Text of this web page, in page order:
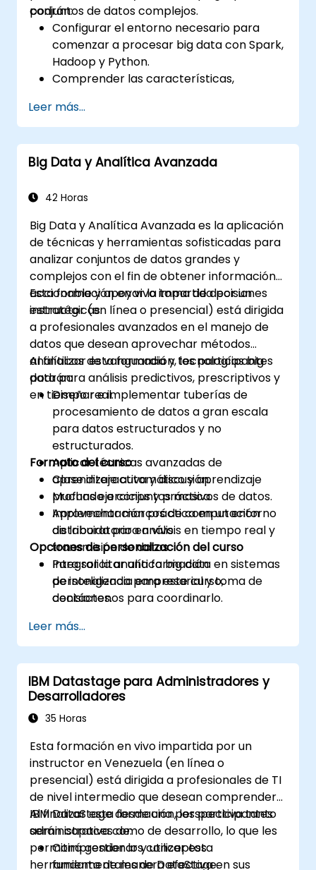
conjuntos de datos complejos.
podrán:
Configurar el entorno necesario para
comenzar a procesar big data con Spark,
Hadoop y Python.
Comprender las características,
de Spark y Hadoop.
Aprender cómo integrar Spark, Hadoop y
Python para el procesamiento de big
data.
de Spark (Spark MLlib, Spark Streaming,
Construir sistemas de recomendación
basados en filtrado colaborativo similares
a los de Netflix, YouTube, Amazon, Spotify
y Google.
Utilizar Apache Mahout para escalar
algoritmos de aprendizaje automático.
Leer más...
Big Data y Analítica Avanzada
42 Horas
Big Data y Analítica Avanzada es la aplicación
de técnicas y herramientas sofisticadas para
analizar conjuntos de datos grandes y
complejos con el fin de obtener información
accionable y apoyar la toma de decisiones
estratégicas.
Esta formación en vivo impartida por un
instructor (en línea o presencial) está dirigida
a profesionales avanzados en el manejo de
datos que desean aprovechar métodos
analíticos de vanguardia y tecnologías big
data para análisis predictivos, prescriptivos y
en tiempo real.
Al finalizar esta formación, los participantes
podrán:
Diseñar e implementar tuberías de
procesamiento de datos a gran escala
para datos estructurados y no
estructurados.
Aplicar técnicas avanzadas de
aprendizaje automático y aprendizaje
profundo a conjuntos masivos de datos.
Aprovechar marcos de computación
distribuida para análisis en tiempo real y
transmisión de datos.
Integrar la analítica big data en sistemas
de inteligencia empresarial y toma de
decisiones.
Formato del curso
Clase interactiva y discusión.
Muchas ejercicios y práctica.
Implementación práctica en un entorno
de laboratorio en vivo.
Opciones de personalización del curso
Para solicitar una formación
personalizada para este curso,
contáctenos para coordinarlo.
Leer más...
IBM Datastage para Administradores y
Desarrolladores
35 Horas
Esta formación en vivo impartida por un
instructor en Venezuela (en línea o
presencial) está dirigida a profesionales de TI
de nivel intermedio que desean comprender
IBM DataStage desde una perspectiva tanto
administrativa como de desarrollo, lo que les
permitirá gestionar y utilizar esta
herramienta de manera efectiva en sus
Al finalizar esta formación, los participantes
serán capaces de:
Comprender los conceptos
fundamentales de DataStage.